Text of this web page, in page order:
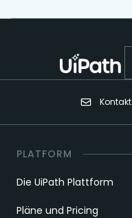
Kontakt
PLATFORM
Die UiPath Plattform
Pläne und Pricing